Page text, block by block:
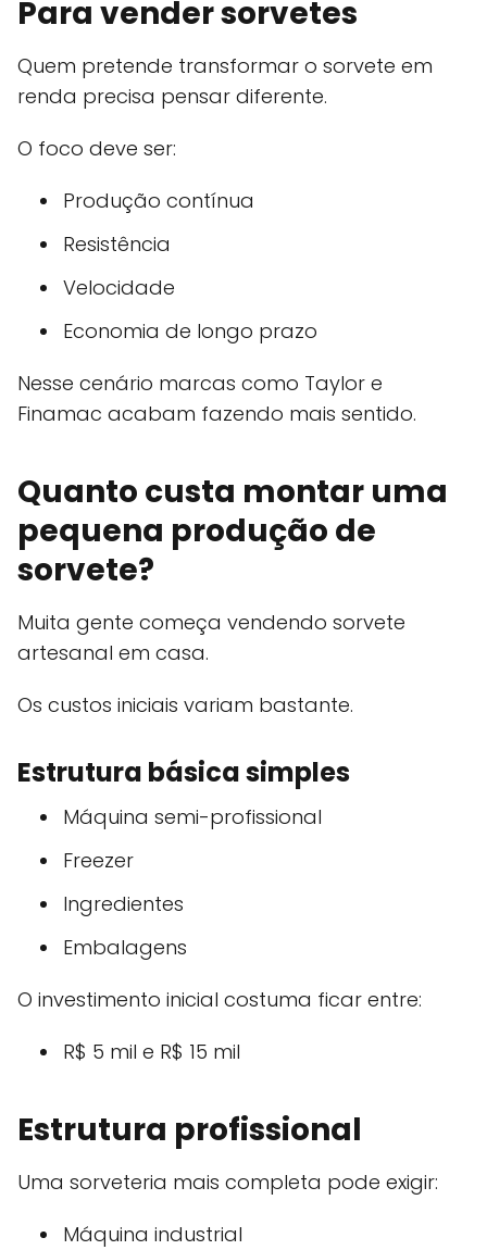
Para vender sorvetes
Quem pretende transformar o sorvete em
renda precisa pensar diferente.
O foco deve ser:
Produção contínua
Resistência
Velocidade
Economia de longo prazo
Nesse cenário marcas como Taylor e
Finamac acabam fazendo mais sentido.
Quanto custa montar uma
pequena produção de
sorvete?
Muita gente começa vendendo sorvete
artesanal em casa.
Os custos iniciais variam bastante.
Estrutura básica simples
Máquina semi-profissional
Freezer
Ingredientes
Embalagens
O investimento inicial costuma ficar entre:
R$ 5 mil e R$ 15 mil
Estrutura profissional
Uma sorveteria mais completa pode exigir:
Máquina industrial